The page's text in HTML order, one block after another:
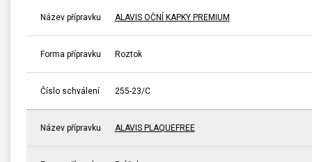
Název přípravku ALAVIS OČNÍ KAPKY PREMIUM
Forma přípravku Roztok
Číslo schválení 255-23/C
Název přípravku ALAVIS PLAQUEFREE